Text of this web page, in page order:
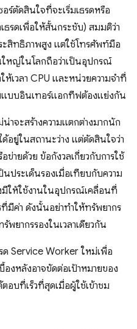
ร์ตัดสินใจที่จะเริ่มเธรดหรือ
ธรดเพื่อให้สั้นกระชับ) สมมติว่า
สิทธิภาพสูง แต่ใช้โทรศัพท์มือ
หญ่ในโลกถือว่าเป็นอุปกรณ์
ห้เวลา CPU และหน่วยความจำที่
บแบบอินเทอร์แอกทีฟต้องแย่งกัน
าจะสร้างความแตกต่างมากนัก
อยู่ในสถานะว่าง แต่ตัดสินใจว่า
ข่ายด้วย ข้อกังวลเกี่ยวกับการใช้
นประเด็นรองเมื่อเทียบกับความ
ให้ใช้งานในอุปกรณ์เคลื่อนที่
มีค่า ดังนั้นอย่าทำให้ทรัพยากร
พยากรรองในเวลาเดียวกัน
ด Service Worker ใหม่เพื่อ
งหลังอาจขัดต่อเป้าหมายของ
อบที่เร็วที่สุดเมื่อผู้ใช้เข้าชม